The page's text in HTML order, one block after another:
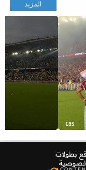
المزيد
185
بطولات